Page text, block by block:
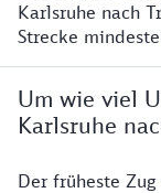
Karlsruhe nach
Strecke
Um wie viel
Karlsruhe
Der früheste